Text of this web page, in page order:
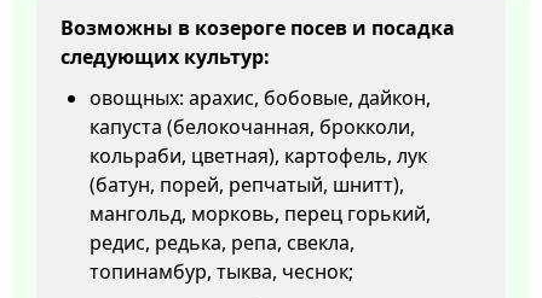
Возможны в козероге посев и посадка
следующих культур:
овощных: арахис, бобовые, дайкон,
капуста (белокочанная, брокколи,
кольраби, цветная), картофель, лук
(батун, порей, репчатый, шнитт),
мангольд, морковь, перец горький,
редис, редька, репа, свекла,
топинамбур, тыква, чеснок;